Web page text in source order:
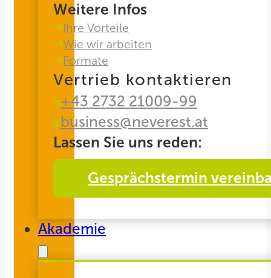
Weitere Infos
Ihre Vorteile
Wie wir arbeiten
Formate
Vertrieb kontaktieren
+43 2732 21009-99
business@neverest.at
Lassen Sie uns reden:
Gesprächstermin
Akademie